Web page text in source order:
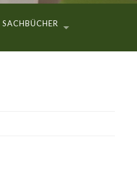
SACHBÜCHER